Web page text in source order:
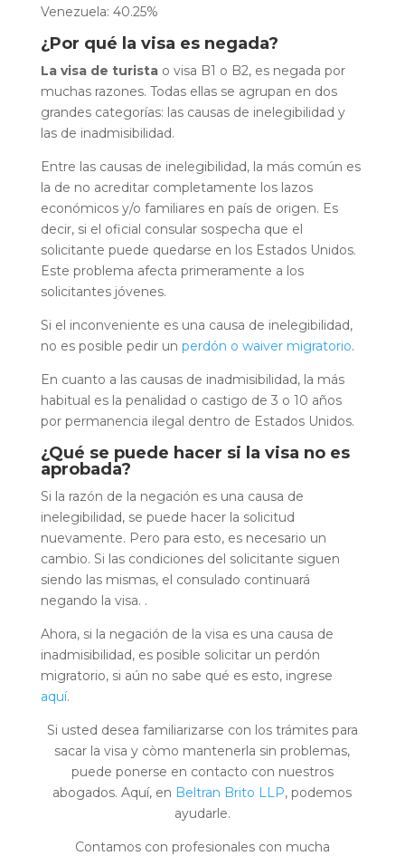
Venezuela: 40.25%
¿Por qué la visa es negada?
La visa de turistao visa B1 o B2, es negada por
muchas razones. Todas ellas se agrupan en dos
grandes categorías: las causas de inelegibilidad y
las de inadmisibilidad.
Entre las causas de inelegibilidad, la más común es
la de no acreditar completamente los lazos
económicos y/o familiares en país de origen. Es
decir, si el oficial consular sospecha que el
solicitante puede quedarse en los Estados Unidos.
Este problema afecta primeramente a los
solicitantes jóvenes.
Si el inconveniente es una causa de inelegibilidad,
no es posible pedir un perdón o waiver migratorio.
En cuanto a las causas de inadmisibilidad, la más
habitual es la penalidad o castigo de 3 o 10 años
por permanencia ilegal dentro de Estados Unidos.
¿Qué se puede hacer si la visa no es
aprobada?
Si la razón de la negación es una causa de
inelegibilidad, se puede hacer la solicitud
nuevamente. Pero para esto, es necesario un
cambio. Si las condiciones del solicitante siguen
siendo las mismas, el consulado continuará
negando la visa. .
Ahora, si la negación de la visa es una causa de
inadmisibilidad, es posible solicitar un perdón
migratorio, si aún no sabe qué es esto, ingrese
aquí.
Si usted desea familiarizarse con los trámites para
sacar la visa y còmo mantenerla sin problemas,
puede ponerse en contacto con nuestros
abogados. Aquí, en Beltran Brito LLP, podemos
ayudarle.
Contamos con profesionales con mucha